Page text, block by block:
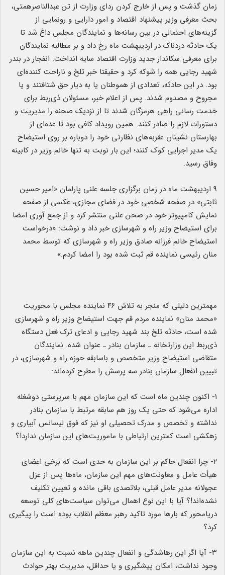
زمان گذشت و پس از خارج کردن ردای وزارت از تن عبدالناصرهمتی،
بحث معرفی وزیر پیشنهاد اقتصاد و امور دارایی و رونمایی از
گزینه‌های احتمالی در بین رسانه‌ها و نمایندگان مجلس داغ شد تا
یک حادثه دردناک در اردیبهشت ماه رخ داد و بر مطالبه نمایندگان
برای معرفی سکاندار جدید وزارت اقتصاد سایه انداخت. انفجار در بندر
شهید رجایی همه را شوکه کرد و حقیقتا خبر تلخ و ناراحت کننده‌ای
بود. در این حادثه، تعدادی از هموطنان یا به دیار حق شتافتند و یا
مجروح و مصدوم شدند. پس از اعلام خبر، مسئولان ذی‌ربط برای
خدمت رسانی راهی هرمزگان شدند تا از نزدیک صحنه را مدیریت و
دستورات لازم را صادر کنند. همین رویداد کافی بود تا عده‌ای از
بهارستان نشینان عقربه‌های نظارتی خود را دوباره بر روی استیضاح
یک مدیر اجرایی کوک کنند؛ این بار نوبت به تنها خانم وزیر در کابینه
وفاق رسید.
۹ اردیبهشت ماه در زمان برگزاری جلسه علنی پارلمان «امیر حسین
ثابتی» در صفحه شخصی خود در فضای مجازی، عکسی از صفحه
نمایش کامپیوتر خود در صحن علنی منتشر کرد و از جمع آوری امضا
برای استیضاح وزیر راه و شهرسازی خبر داد و نوشت: «درخواست
استیضاح خانم فرزانه صادق وزیر راه و شهرسازی که توسط محمد
منان رئیسی نماینده قم ثبت شده بود را امضا کردم.»
مهمترین دلیلی که منجر به تلاش ۴۶ نماینده مجلس با محوریت
«محمد منان» نماینده مردم قم جهت استیضاح وزیر راه و شهرسازی
شده است، حادثه تلخ بند شهید رجایی و ادعای ترک فعل دستگاه
ذی‌ربط این وزارتخانه ـ سازمان بنادر ـ عنوان شده. نمایندگان
متقاضی استیضاح وزیر متخصص و باسابقه حوزه راه و شهرسازی، در
تبیین انفعال سازمان بنادر سه پرسش را مطرح کرده‌اند:
۱- اکنون چندین ماه است که این سازمان مهم با سرپرستی دوشغله
اداره می‌شود که حتی یک روز هم سابقه مرتبط با سازمان بنادر
نداشته و تخصص و مدرک تحصیلی او نیز که فوق لیسانس آبیاری و
زهکشی است کمترین ارتباطی با ماموریت‌های این سازمان ندارد!؟
۲- چرا انفعال حاکم بر این سازمان به حدی است که برخی اعضای
هیأت عامل و معاونت‌های مهم این سازمان، ماه‌ها پس از عزل
عجولانه مدیر عامل قبلی، بلاتصدی باقی مانده و تعیین تکلیف
نشده‌اند!؟ آیا با این نوع اهمال می‌توان سیاست‌های کلی توسعه
دریامحور که بارها مورد تاکید رهبر معظم انقلاب بوده است را پیگیری
کرد؟
۳- آیا اگر این رهاشدگی و انفعال چندین ماهه نسبت به این سازمان
وجود نداشت، امکان پیشگیری و یا حداقل، مدیریت بهتر حوادث